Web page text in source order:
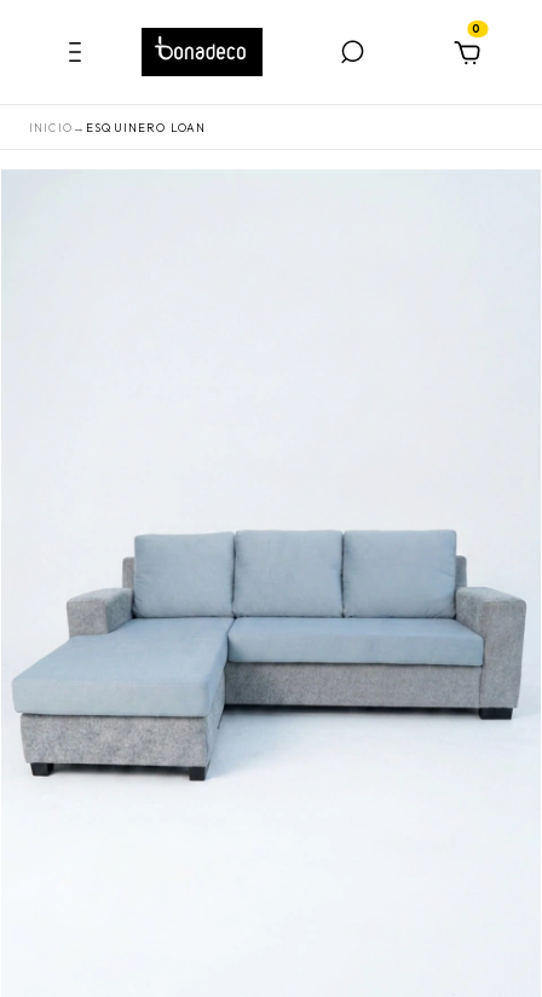
0
INICIO → ESQUINERO LOAN